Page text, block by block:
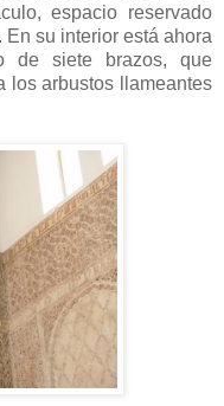
espacio reservado
su interior está ahora
de siete brazos, que
los arbustos llameantes